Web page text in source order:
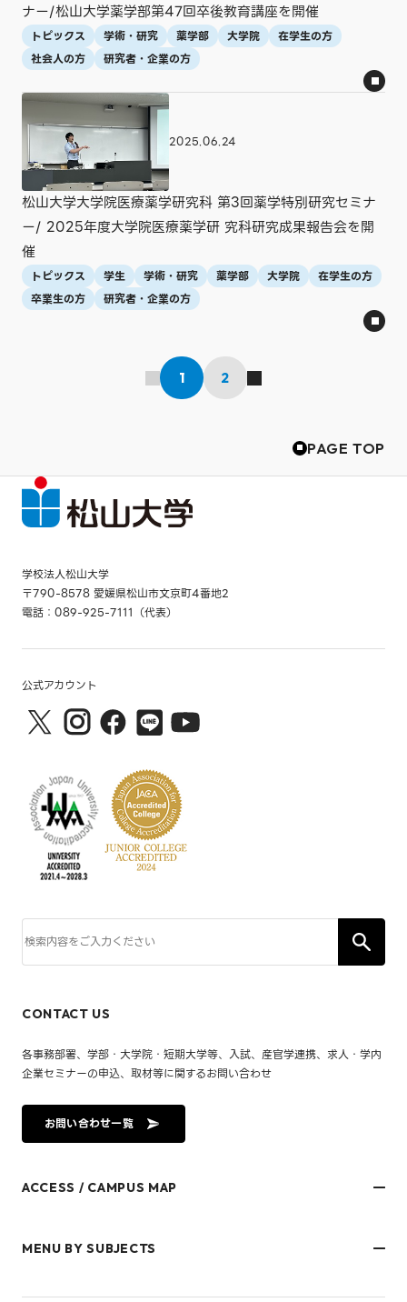
ナー/松山大学薬学部第47回卒後教育講座を開催
トピックス 学術・研究 薬学部 大学院
在学生の方
社会人の方
研究者・企業の方
2025.06.24
松山大学大学院医療薬学研究科 第3回薬学特別研究セミナ
ー/ 2025年度大学院医療薬学研 究科研究成果報告会を開
催
トピックス 学生 学術・研究 薬学部 大学院
在学生の方
卒業生の方
研究者・企業の方
1 2
PAGE TOP
学校法人松山大学
〒790-8578 愛媛県松山市文京町4番地2
電話：089-925-7111（代表）
公式アカウント
CONTACT US
各事務部署、学部・大学院・短期大学等、入試、産官学連携、求人・学内
企業セミナーの申込、取材等に関するお問い合わせ
お問い合わせ一覧
ACCESS / CAMPUS MAP
御幸キャンパス(運動施設)
MENU BY SUBJECTS
在学生・保護者のみなさま